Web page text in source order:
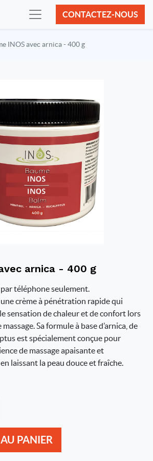
CONTACTEZ-NOUS
INOS avec arnica - 400 g
arnica - 400 g
téléphone seulement.
crème à pénétration rapide qui
sensation de chaleur et de confort lors
Sa formule à base d’arnica, de
est spécialement conçue pour
de massage apaisante et
laissant la peau douce et fraîche.
PANIER